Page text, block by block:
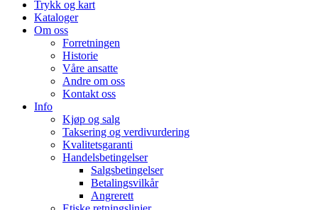
Trykk og kart
Kataloger
Om oss
Forretningen
Historie
Våre ansatte
Andre om oss
Kontakt oss
Info
Kjøp og salg
Taksering og verdivurdering
Kvalitetsgaranti
Handelsbetingelser
Salgsbetingelser
Betalingsvilkår
Angrerett